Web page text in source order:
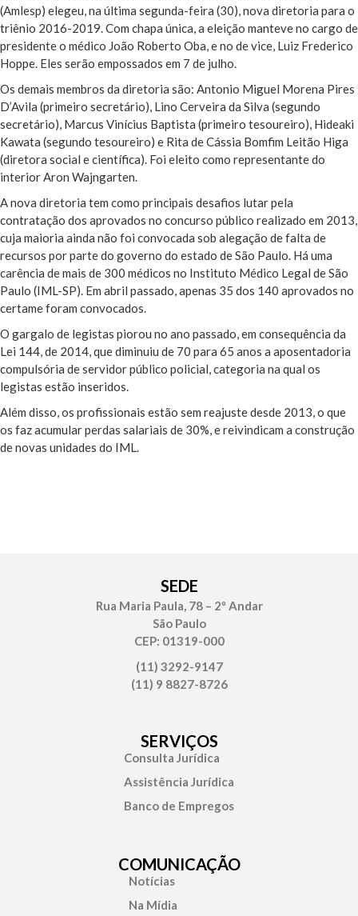
(Amlesp) elegeu, na última segunda-feira (30), nova diretoria para o
triênio 2016-2019. Com chapa única, a eleição manteve no cargo de
presidente o médico João Roberto Oba, e no de vice, Luiz Frederico
Hoppe. Eles serão empossados em 7 de julho.
Os demais membros da diretoria são: Antonio Miguel Morena Pires
D’Avila (primeiro secretário), Lino Cerveira da Silva (segundo
secretário), Marcus Vinícius Baptista (primeiro tesoureiro), Hideaki
Kawata (segundo tesoureiro) e Rita de Cássia Bomfim Leitão Higa
(diretora social e científica). Foi eleito como representante do
interior Aron Wajngarten.
A nova diretoria tem como principais desafios lutar pela
contratação dos aprovados no concurso público realizado em 2013,
cuja maioria ainda não foi convocada sob alegação de falta de
recursos por parte do governo do estado de São Paulo. Há uma
carência de mais de 300 médicos no Instituto Médico Legal de São
Paulo (IML-SP). Em abril passado, apenas 35 dos 140 aprovados no
certame foram convocados.
O gargalo de legistas piorou no ano passado, em consequência da
Lei 144, de 2014, que diminuiu de 70 para 65 anos a aposentadoria
compulsória de servidor público policial, categoria na qual os
legistas estão inseridos.
Além disso, os profissionais estão sem reajuste desde 2013, o que
os faz acumular perdas salariais de 30%, e reivindicam a construção
de novas unidades do IML.
SEDE
Rua Maria Paula, 78 – 2º Andar
São Paulo
CEP: 01319-000
(11) 3292-9147
(11) 9 8827-8726
SERVIÇOS
Consulta Jurídica
Assistência Jurídica
Banco de Empregos
COMUNICAÇÃO
Notícias
Na Mídia